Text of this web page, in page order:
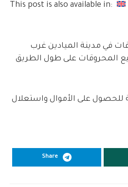
This post is also available in:
في مدينة الميادين غرب
المحروقات على طول الطريق
للحصول على الأموال واستعلال
Share